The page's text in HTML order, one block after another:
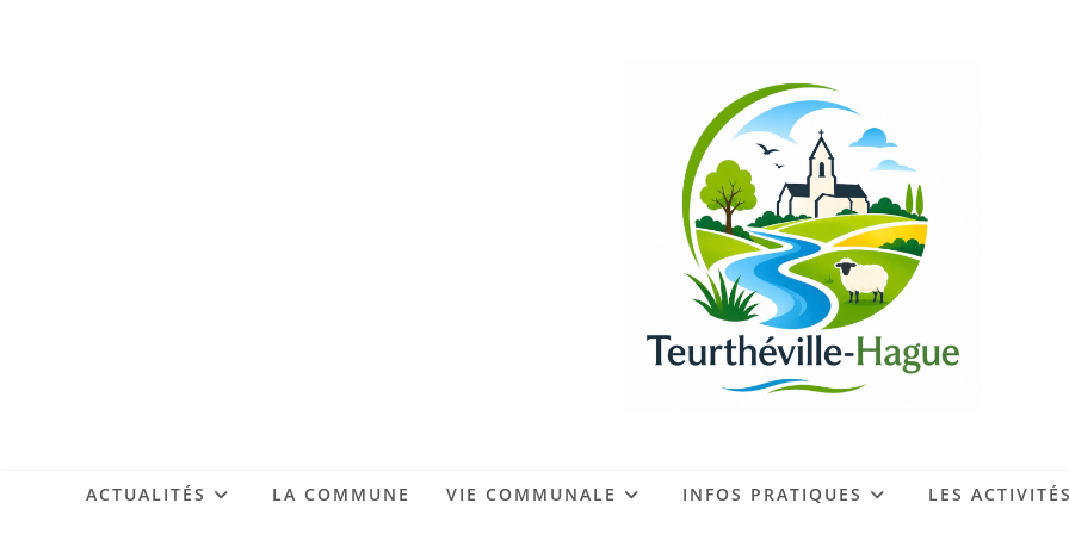
ACTUALITÉS LA COMMUNE VIE COMMUNALE INFOS PRATIQUES LES